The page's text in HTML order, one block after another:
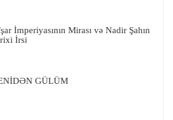
İmperiyasının Mirası və Nadir Şahın
İrsi
GÜLÜM